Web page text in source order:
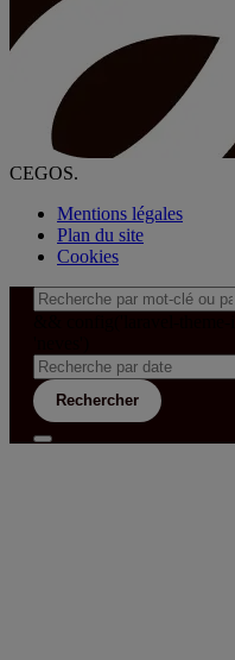
CEGOS.
Mentions légales
Plan du site
Cookies
Rechercher